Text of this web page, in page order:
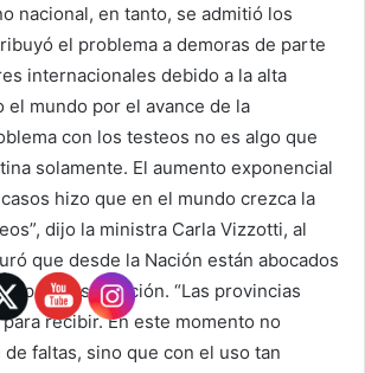
nacional, en tanto, se admitió los
el problema a demoras de parte
internacionales debido a la alta
el mundo por el avance de la
con los testeos no es algo que
solamente. El aumento exponencial
hizo que en el mundo crezca la
dijo la ministra Carla Vizzotti, al
que desde la Nación están abocados
para distribución. “Las provincias
recibir. En este momento no
faltas, sino que con el uso tan